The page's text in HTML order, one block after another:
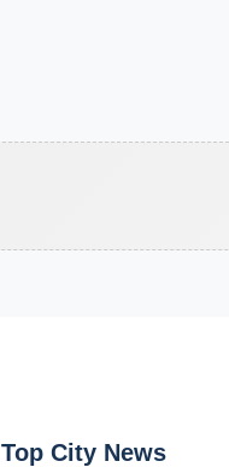
Top City News